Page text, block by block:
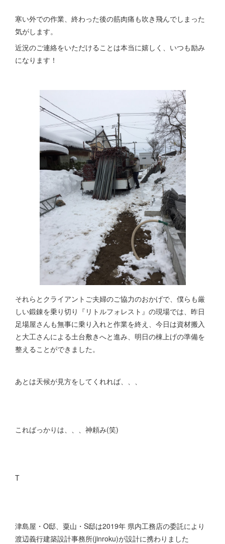
寒い外での作業、終わった後の筋肉痛も吹き飛んでしまった
気がします。
近況のご連絡をいただけることは本当に嬉しく、いつも励み
になります！
それらとクライアントご夫婦のご協力のおかげで、僕らも厳
しい鍛錬を乗り切り『リトルフォレスト』の現場では、昨日
足場屋さんも無事に乗り入れと作業を終え、今日は資材搬入
と大工さんによる土台敷きへと進み、明日の棟上げの準備を
整えることができました。
あとは天候が見方をしてくれれば、、、
こればっかりは、、、神頼み(笑)
T
津島屋・O邸、粟山・S邸は2019年 県内工務店の委託により
渡辺義行建築設計事務所(jinroku)が設計に携わりました